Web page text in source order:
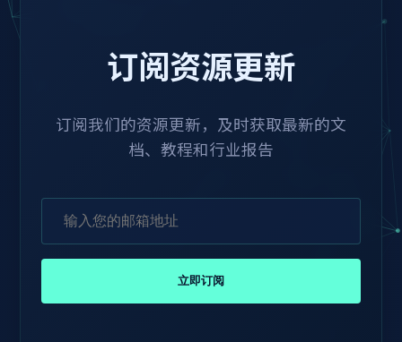
订阅资源更新
订阅我们的资源更新，及时获取最新的文
档、教程和行业报告
立即订阅